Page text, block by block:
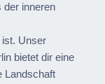
der inneren
Unser
bietet dir eine
Landschaft